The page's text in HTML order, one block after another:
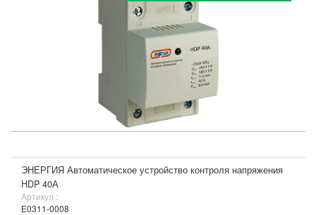
ЭНЕРГИЯ Автоматическое устройство контроля напряжения
HDP 40А
Артикул :
Е0311-0008